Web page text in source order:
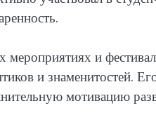
мероприятиях и
и знаменитостей.
мотивацию